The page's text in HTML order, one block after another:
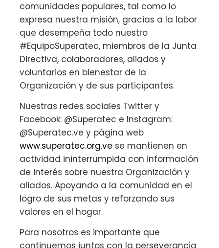
comunidades populares, tal como lo
expresa nuestra misión, gracias a la labor
que desempeña todo nuestro
#EquipoSuperatec, miembros de la Junta
Directiva, colaboradores, aliados y
voluntarios en bienestar de la
Organización y de sus participantes.
Nuestras redes sociales Twitter y
Facebook: @Superatec e Instagram:
@Superatec.ve y página web
www.superatec.org.ve se mantienen en
actividad ininterrumpida con información
de interés sobre nuestra Organización y
aliados. Apoyando a la comunidad en el
logro de sus metas y reforzando sus
valores en el hogar.
Para nosotros es importante que